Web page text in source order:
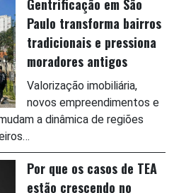
Gentrificação em São
Paulo transforma bairros
tradicionais e pressiona
moradores antigos
Valorização imobiliária,
novos empreendimentos e
a dinâmica de regiões
Por que os casos de TEA
estão crescendo no